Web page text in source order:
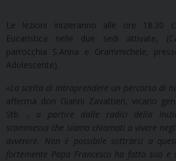
Le lezioni inizieranno alle ore 18.30
Eucaristica nelle due sedi attivate,
parrocchia S.Anna e Grammichele,
Adolescente).
«La scelta di intraprendere un percorso di
afferma don Gianni Zavattieri, vicario
Stb -, a partire dalle radici della
scommessa che siamo chiamati a vivere
avvenire. Non è possibile sottrarci a
fortemente Papa Francesco ha fatto suo e